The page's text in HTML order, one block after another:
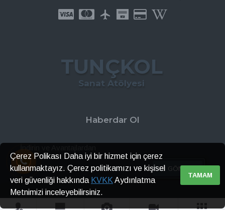
TUNÇKOL
Sanat Atölyesi
Haberdar Ol
İndirin ve Avantajlardan
GÖNDER
TAMAM
Çerez Polikası Daha iyi bir hizmet için çerez
kullanmaktayız. Çerez politikamızı ve kişisel
veri güvenliği hakkında KVKK Aydınlatma
Metnimizi inceleyebilirsiniz.